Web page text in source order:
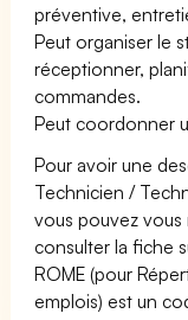
préventive,
Peut organiser le
réceptionner,
commandes.
Peut coordonner
Pour avoir une
Technicien /
vous pouvez vous
consulter la fiche
ROME (pour
emplois) est un